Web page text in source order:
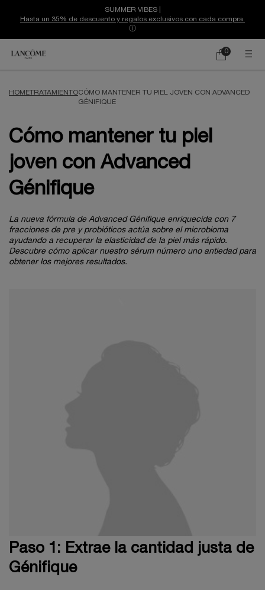
SUMMER VIBES |
Hasta un 35% de descuento y regalos exclusivos con cada compra.
ⓘ
Mi
0
0 producto
HOMETRATAMIENTOCÓMO MANTENER TU PIEL JOVEN CON ADVANCED
GÉNIFIQUE
Cómo mantener tu piel
joven con Advanced
Génifique
La nueva fórmula de Advanced Génifique enriquecida con 7
fracciones de pre y probióticos actúa sobre el microbioma
ayudando a recuperar la elasticidad de la piel más rápido.
Descubre cómo aplicar nuestro sérum número uno antiedad para
obtener los mejores resultados.
Paso 1: Extrae la cantidad justa de
Génifique